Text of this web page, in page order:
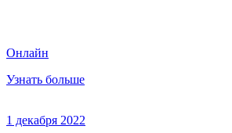
Онлайн
Узнать больше
1 декабря 2022